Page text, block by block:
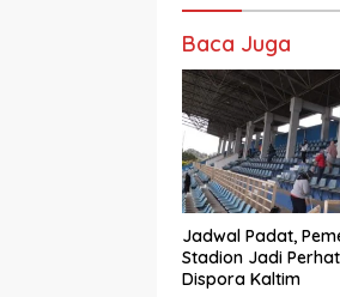
Baca Juga
Jadwal Padat,
Stadion Jadi
Dispora Kaltim